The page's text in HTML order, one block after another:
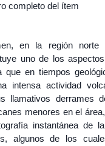
completo del ítem
en la región norte
uno de los
que en tiempos
intensa actividad
llamativos derrames
menores en el
instantánea de
algunos de los